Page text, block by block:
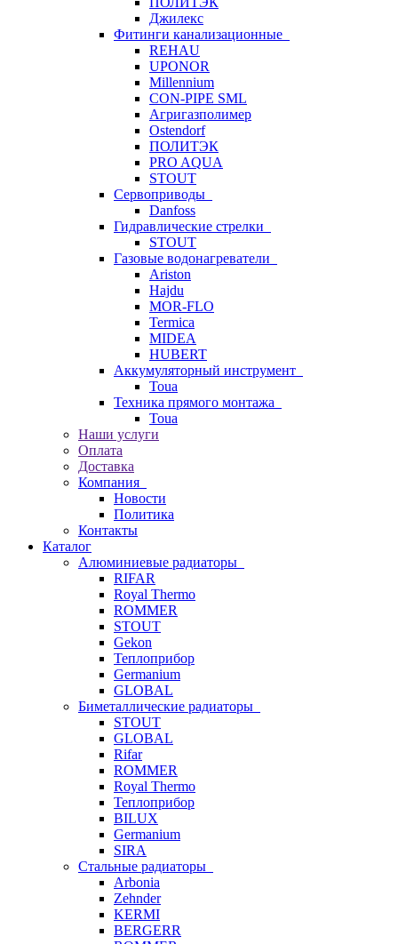
Джилекс
Фитинги канализационные
REHAU
UPONOR
Millennium
CON-PIPE SML
Агригазполимер
Ostendorf
ПОЛИТЭК
PRO AQUA
STOUT
Сервоприводы
Danfoss
Гидравлические стрелки
STOUT
Газовые водонагреватели
Ariston
Hajdu
MOR-FLO
Termica
MIDEA
HUBERT
Аккумуляторный инструмент
Toua
Техника прямого монтажа
Toua
Наши услуги
Оплата
Доставка
Компания
Новости
Политика
Контакты
Каталог
Алюминиевые радиаторы
RIFAR
Royal Thermo
ROMMER
STOUT
Gekon
Теплоприбор
Germanium
GLOBAL
Биметаллические радиаторы
STOUT
GLOBAL
Rifar
ROMMER
Royal Thermo
Теплоприбор
BILUX
Germanium
SIRA
Стальные радиаторы
Arbonia
Zehnder
KERMI
BERGERR